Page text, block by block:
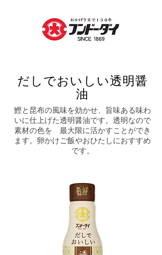
だしでおいしい透明醤
油
鰹と昆布の風味を効かせ、旨味ある味わ
いに仕上げた透明醤油です。透明なので
素材の色を 最大限に活かすことができ
ます。卵かけご飯やおひたしにおすすめ
です。